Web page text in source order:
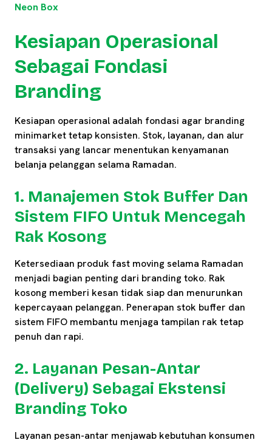
Neon Box
Kesiapan Operasional
Sebagai Fondasi
Branding
Kesiapan operasional adalah fondasi agar branding
minimarket tetap konsisten. Stok, layanan, dan alur
transaksi yang lancar menentukan kenyamanan
belanja pelanggan selama Ramadan.
1. Manajemen Stok Buffer Dan
Sistem FIFO Untuk Mencegah
Rak Kosong
Ketersediaan produk fast moving selama Ramadan
menjadi bagian penting dari branding toko. Rak
kosong memberi kesan tidak siap dan menurunkan
kepercayaan pelanggan. Penerapan stok buffer dan
sistem FIFO membantu menjaga tampilan rak tetap
penuh dan rapi.
2. Layanan Pesan-Antar
(Delivery) Sebagai Ekstensi
Branding Toko
Layanan pesan-antar menjawab kebutuhan konsumen